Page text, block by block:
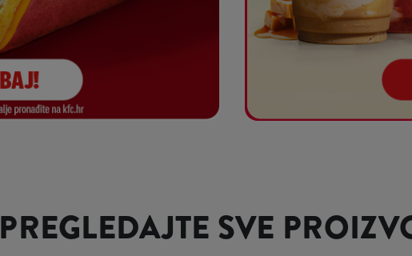
PREGLEDAJTE SVE